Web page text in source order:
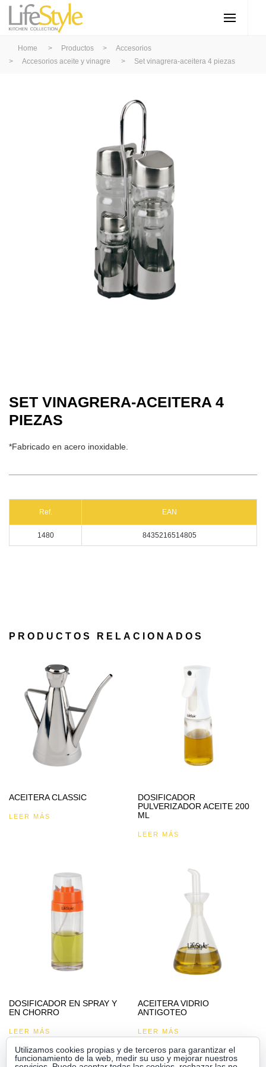
Home > Productos >
Accesorios
>
Accesorios aceite y vinagre > Set vinagrera-aceitera 4 piezas
SET VINAGRERA-ACEITERA 4
PIEZAS
*Fabricado en acero inoxidable.
Ref. EAN
1480 8435216514805
PRODUCTOS RELACIONADOS
ACEITERA CLASSIC
LEER MÁS
DOSIFICADOR
PULVERIZADOR ACEITE 200
ML
LEER MÁS
DOSIFICADOR EN SPRAY Y
EN CHORRO
LEER MÁS
ACEITERA VIDRIO
ANTIGOTEO
LEER MÁS
Utilizamos cookies propias y de terceros para garantizar el
funcionamiento de la web, medir su uso y mejorar nuestros